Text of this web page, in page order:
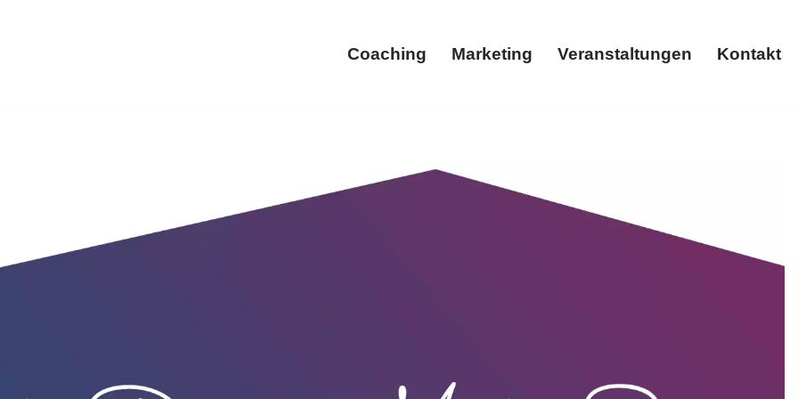
Coaching Marketing Veranstaltungen Kontakt